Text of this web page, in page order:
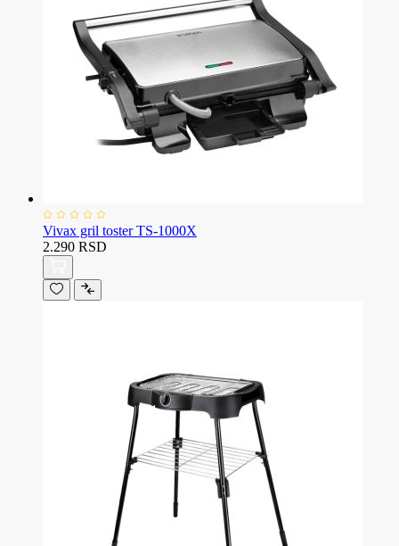
Vivax gril toster TS-1000X
2.290 RSD